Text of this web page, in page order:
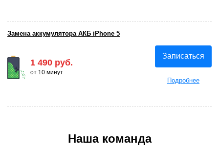
1 490 руб.
от 10 минут
Записаться
Подробнее
Замена аккумулятора АКБ iPhone 5
Наша команда